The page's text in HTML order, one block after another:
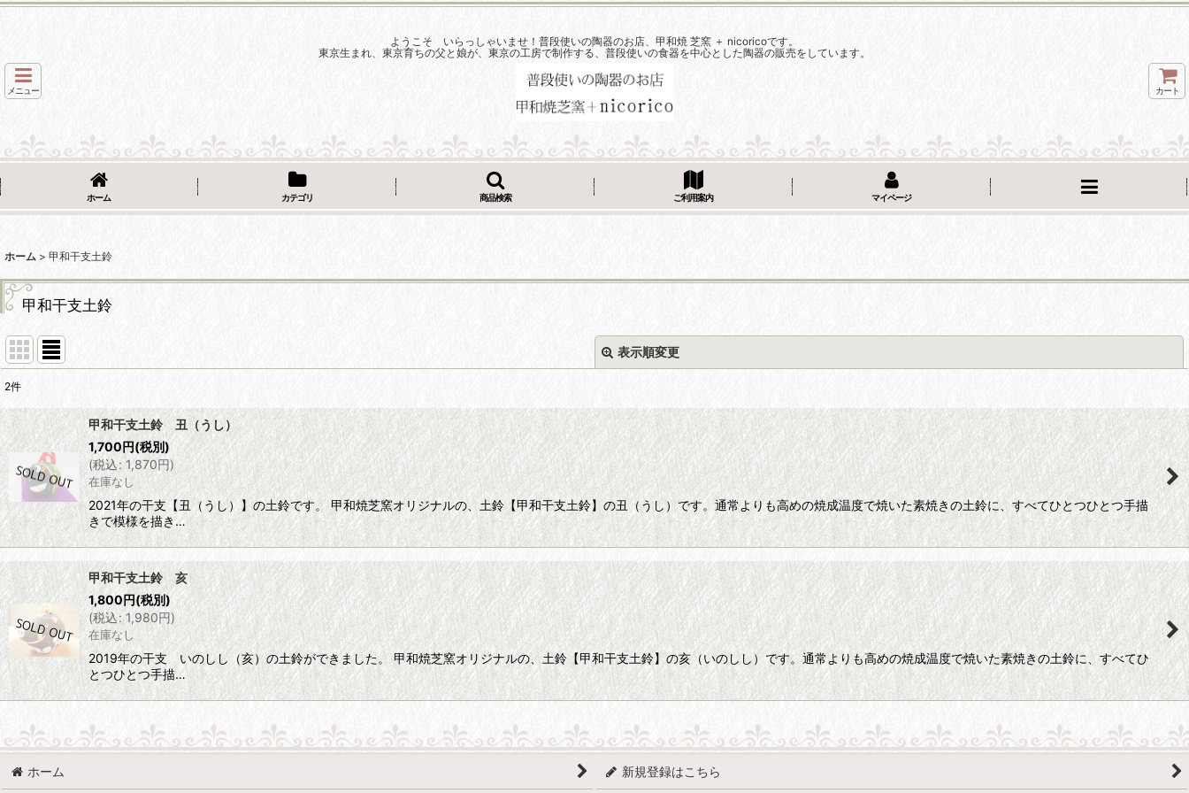
ようこそ いらっしゃいませ！普段使いの陶器のお店、甲和焼 芝窯 ＋ nicoricoです。
東京生まれ、東京育ちの父と娘が、東京の工房で制作する、普段使いの食器を中心とした陶器の販売をしています。
メニュー カート
ホーム カテゴリ 商品検索 ご利用案内 マイページ
ホーム > 甲和干支土鈴
甲和干支土鈴
表示順変更
並び順:
絞り込む
2件
甲和干支土鈴 丑（うし）
1,700円(税別)
(税込: 1,870円)
在庫なし
2021年の干支【丑（うし）】の土鈴です。 甲和焼芝窯オリジナルの、土鈴【甲和干支土鈴】の丑（うし）です。通常よりも高めの焼成温度で焼いた素焼きの土鈴に、すべてひとつひとつ手描
きで模様を描き…
甲和干支土鈴 亥
1,800円(税別)
(税込: 1,980円)
在庫なし
2019年の干支 いのしし（亥）の土鈴ができました。 甲和焼芝窯オリジナルの、土鈴【甲和干支土鈴】の亥（いのしし）です。通常よりも高めの焼成温度で焼いた素焼きの土鈴に、すべてひ
とつひとつ手描…
ホーム 新規登録はこちら